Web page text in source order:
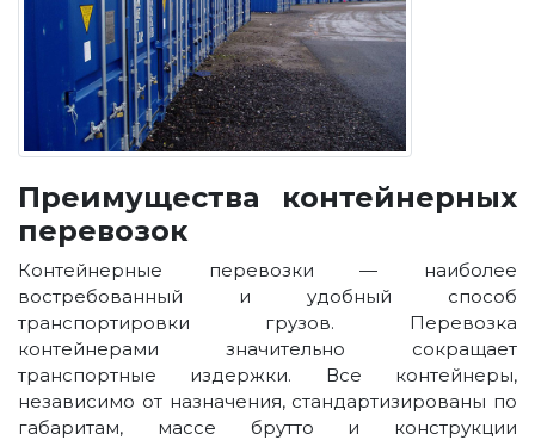
Преимущества контейнерных
перевозок
Контейнерные перевозки — наиболее
востребованный и удобный способ
транспортировки грузов. Перевозка
контейнерами значительно сокращает
транспортные издержки. Все контейнеры,
независимо от назначения, стандартизированы по
габаритам, массе брутто и конструкции